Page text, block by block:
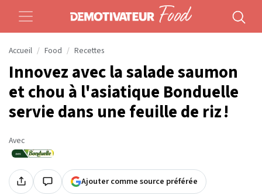
Accueil Food Recettes
Innovez avec la salade saumon
et chou à l'asiatique Bonduelle
servie dans une feuille de riz !
Avec
Ajouter comme source préférée